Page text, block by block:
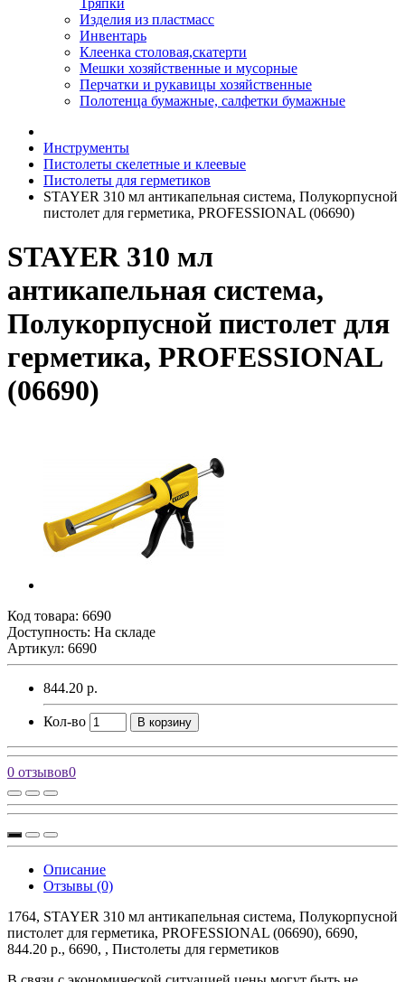
Тряпки
Изделия из пластмасс
Инвентарь
Клеенка столовая,скатерти
Мешки хозяйственные и мусорные
Перчатки и рукавицы хозяйственные
Полотенца бумажные, салфетки бумажные
Инструменты
Пистолеты скелетные и клеевые
Пистолеты для герметиков
STAYER 310 мл антикапельная система, Полукорпусной
пистолет для герметика, PROFESSIONAL (06690)
STAYER 310 мл
антикапельная система,
Полукорпусной пистолет для
герметика, PROFESSIONAL
(06690)
Код товара: 6690
Доступность: На складе
Артикул: 6690
844.20 р.
Кол-во В корзину
0 отзывов0
Описание
Отзывы (0)
1764, STAYER 310 мл антикапельная система, Полукорпусной
пистолет для герметика, PROFESSIONAL (06690), 6690,
844.20 р., 6690, , Пистолеты для герметиков